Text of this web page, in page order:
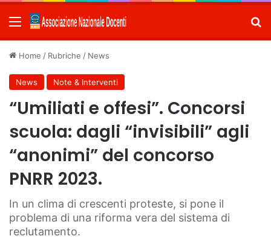
Menu
Home / Rubriche / News
News Note & Interventi
“Umiliati e offesi”. Concorsi
scuola: dagli “invisibili” agli
“anonimi” del concorso
PNRR 2023.
In un clima di crescenti proteste, si pone il
problema di una riforma vera del sistema di
reclutamento.